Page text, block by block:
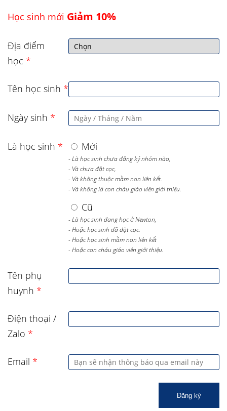
Học sinh mới Giảm 10%
Địa điểm
học *
Tên học sinh *
Ngày sinh *
Là học sinh * Mới
- Là học sinh chưa đăng ký nhóm nào,
- Và chưa đặt cọc,
- Và không thuộc mầm non liên kết.
- Và không là con cháu giáo viên giới thiệu.
Cũ
- Là học sinh đang học ở Newton,
- Hoặc học sinh đã đặt cọc.
- Hoặc học sinh mầm non liên kết
- Hoặc con cháu giáo viên giới thiệu.
Tên phụ
huynh *
Điện thoại /
Zalo *
Email *
Đăng ký